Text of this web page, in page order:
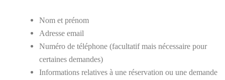
Nom et prénom
Adresse email
Numéro de téléphone (facultatif mais nécessaire pour
certaines demandes)
Informations relatives à une réservation ou une demande